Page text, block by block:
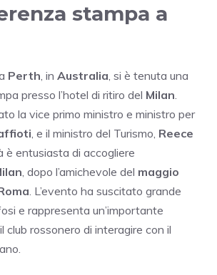
stampa a
Perth , in Australia , si è tenuta una
presso l’hotel di ritiro del Milan
la vice primo ministro e ministro per
, e il ministro del Turismo, Reece
è entusiasta di accogliere
, dopo l’amichevole del maggio
. L’evento ha suscitato grande
e rappresenta un’importante
club rossonero di interagire con il